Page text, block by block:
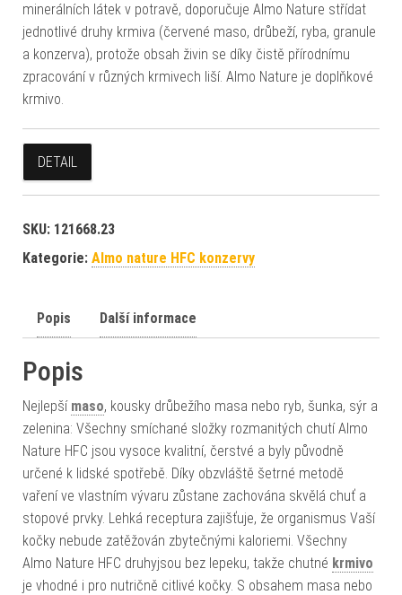
minerálních látek v potravě, doporučuje Almo Nature střídat
jednotlivé druhy krmiva (červené maso, drůbeží, ryba, granule
a konzerva), protože obsah živin se díky čistě přírodnímu
zpracování v různých krmivech liší. Almo Nature je doplňkové
krmivo.
DETAIL
SKU: 121668.23
Kategorie: Almo nature HFC konzervy
Popis Další informace
Popis
Nejlepší maso, kousky drůbežího masa nebo ryb, šunka, sýr a
zelenina: Všechny smíchané složky rozmanitých chutí Almo
Nature HFC jsou vysoce kvalitní, čerstvé a byly původně
určené k lidské spotřebě. Díky obzvláště šetrné metodě
vaření ve vlastním vývaru zůstane zachována skvělá chuť a
stopové prvky. Lehká receptura zajišťuje, že organismus Vaší
kočky nebude zatěžován zbytečnými kaloriemi. Všechny
Almo Nature HFC druhyjsou bez lepeku, takže chutné krmivo
je vhodné i pro nutričně citlivé kočky. S obsahem masa nebo